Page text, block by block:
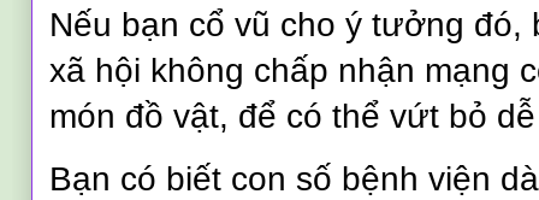
Nếu bạn cổ vũ cho ý tưởng đó,
xã hội không chấp nhận mạng
món đồ vật, để có thể vứt bỏ
Bạn có biết con số bệnh viện